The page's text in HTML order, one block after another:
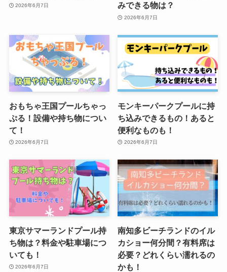
2026年6月7日
みできる物は？
2026年6月7日
おもちゃ王国プールちゃっ
ぷる！設備や持ち物につい
て！
2026年6月7日
モンキーパークプールに持
ち込みできるもの！あると
便利なものも！
2026年6月7日
東京サマーランドプール持
ち物は？料金や駐車場につ
いても！
2026年6月7日
南知多ビーチランドのイル
カショー何分間？有料席は
必要？どれくらい濡れるの
かも！